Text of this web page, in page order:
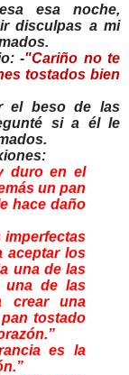
esa noche,
disculpas a mi
-"Cariño no te
tostados bien
el beso de las
si a él le
duro en el
un pan
hace daño
imperfectas
aceptar los
una de las
una de las
crear una
tostado
es la